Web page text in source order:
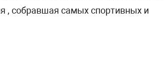
, собравшая самых спортивных и